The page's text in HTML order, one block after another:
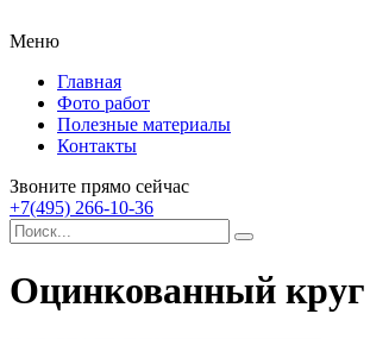
Меню
Главная
Фото работ
Полезные материалы
Контакты
Звоните прямо сейчас
+7(495) 266-10-36
Оцинкованный круг